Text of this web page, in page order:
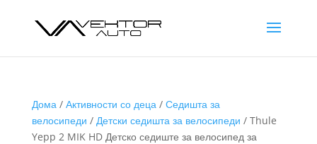
Дома/ Активности со деца/ Седишта за
велосипеди / Детски седишта за велосипеди / Thule
Yepp 2 MIK HD Детско седиште за велосипед за